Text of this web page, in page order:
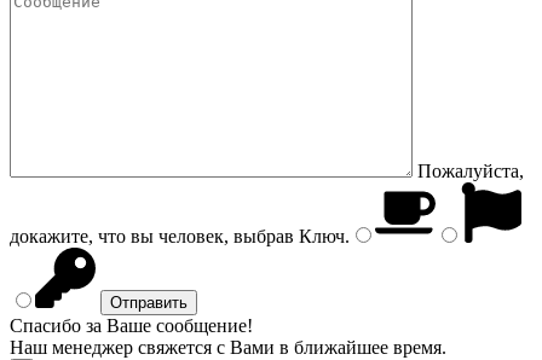
Пожалуйста,
докажите, что вы человек, выбрав Ключ.
Спасибо за Ваше сообщение!
Наш менеджер свяжется с Вами в ближайшее время.